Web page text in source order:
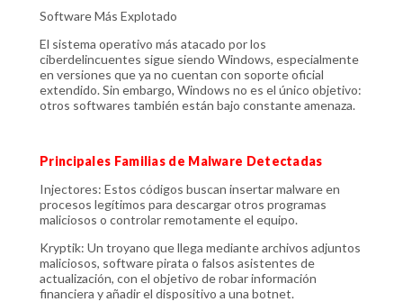
Software Más Explotado
El sistema operativo más atacado por los
ciberdelincuentes sigue siendo Windows, especialmente
en versiones que ya no cuentan con soporte oficial
extendido. Sin embargo, Windows no es el único objetivo:
otros softwares también están bajo constante amenaza.
Principales Familias de Malware Detectadas
Injectores: Estos códigos buscan insertar malware en
procesos legítimos para descargar otros programas
maliciosos o controlar remotamente el equipo.
Kryptik: Un troyano que llega mediante archivos adjuntos
maliciosos, software pirata o falsos asistentes de
actualización, con el objetivo de robar información
financiera y añadir el dispositivo a una botnet.